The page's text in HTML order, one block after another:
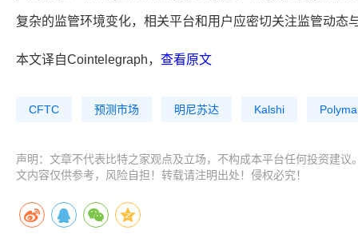
复杂的监管环境变化，相关平台和用户应密切关注监管动态
本文译自Cointelegraph， 查看原文
CFTC 预测市场 明尼苏达 Kalshi
声明：文章不代表比特之家观点及立场，不构成本平台任何投资建
文内容仅供参考，风险自担！转载请注明出处！侵权必究！